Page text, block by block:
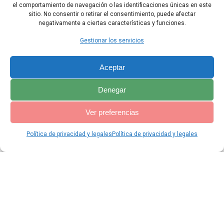
el comportamiento de navegación o las identificaciones únicas en este
sitio. No consentir o retirar el consentimiento, puede afectar
negativamente a ciertas características y funciones.
Gestionar los servicios
Aceptar
Denegar
Ver preferencias
Política de privacidad y legales Política de privacidad y legales
herido.
Capítulo Anterior Capítulo Siguiente